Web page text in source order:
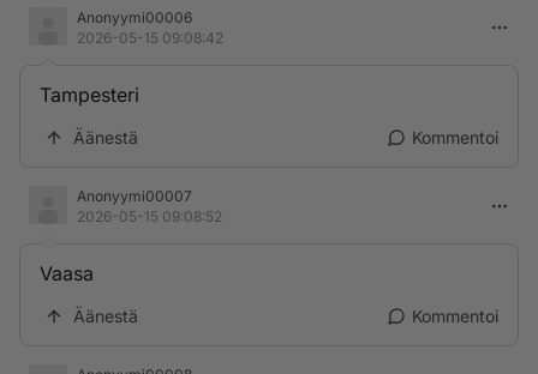
Anonyymi00006
2026-05-15 09:08:42
Tampesteri
Äänestä Kommentoi
Anonyymi00007
2026-05-15 09:08:52
Vaasa
Äänestä Kommentoi